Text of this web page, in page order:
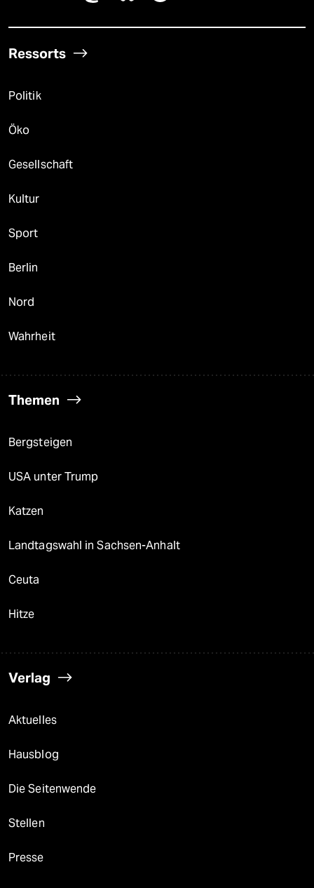
Ressorts
Politik
Öko
Gesellschaft
Kultur
Sport
Berlin
Nord
Wahrheit
Themen
Bergsteigen
USA unter Trump
Katzen
Landtagswahl in Sachsen-Anhalt
Ceuta
Hitze
Verlag
Aktuelles
Hausblog
Die Seitenwende
Stellen
Presse